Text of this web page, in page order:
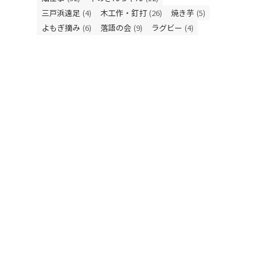
三戸浜遠足 (4) 木工作・釘打 (26) 焼き芋 (5)
よもぎ摘み (6) 落語の会 (9) ラグビー (4)